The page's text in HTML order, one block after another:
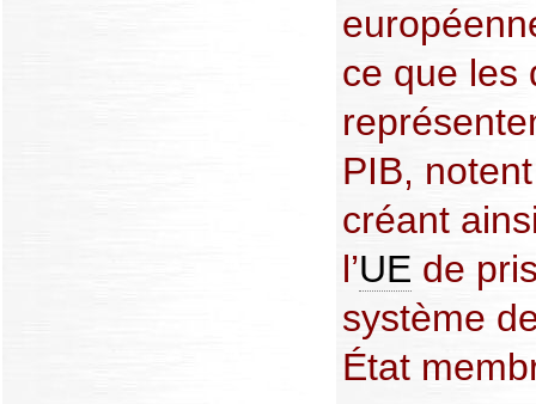
ce que les
PIB,
créant
l’UE de
système
État